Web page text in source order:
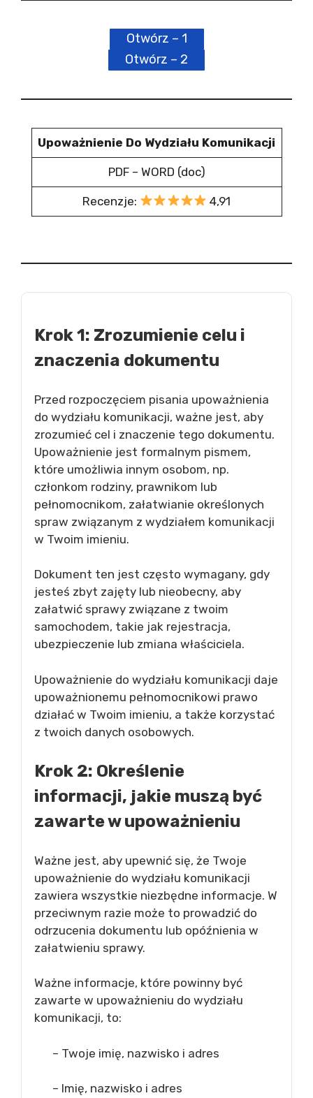
Otwórz – 1
Otwórz – 2
Upoważnienie Do Wydziału Komunikacji
PDF – WORD (doc)
Recenzje: 4,91
Krok 1: Zrozumienie celu i
znaczenia dokumentu
Przed rozpoczęciem pisania upoważnienia
do wydziału komunikacji, ważne jest, aby
zrozumieć cel i znaczenie tego dokumentu.
Upoważnienie jest formalnym pismem,
które umożliwia innym osobom, np.
członkom rodziny, prawnikom lub
pełnomocnikom, załatwianie określonych
spraw związanym z wydziałem komunikacji
w Twoim imieniu.
Dokument ten jest często wymagany, gdy
jesteś zbyt zajęty lub nieobecny, aby
załatwić sprawy związane z twoim
samochodem, takie jak rejestracja,
ubezpieczenie lub zmiana właściciela.
Upoważnienie do wydziału komunikacji daje
upoważnionemu pełnomocnikowi prawo
działać w Twoim imieniu, a także korzystać
z twoich danych osobowych.
Krok 2: Określenie
informacji, jakie muszą być
zawarte w upoważnieniu
Ważne jest, aby upewnić się, że Twoje
upoważnienie do wydziału komunikacji
zawiera wszystkie niezbędne informacje. W
przeciwnym razie może to prowadzić do
odrzucenia dokumentu lub opóźnienia w
załatwieniu sprawy.
Ważne informacje, które powinny być
zawarte w upoważnieniu do wydziału
komunikacji, to:
– Twoje imię, nazwisko i adres
– Imię, nazwisko i adres